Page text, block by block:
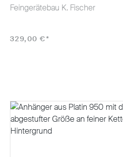
Feingerätebau K. Fischer
329,00 €*